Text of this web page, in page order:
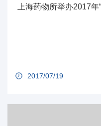
上海药物所举办2017
2017/07/19